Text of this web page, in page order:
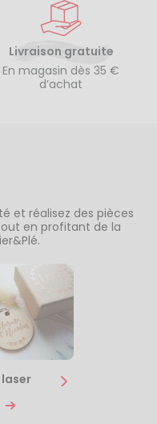
Livraison gratuite
En magasin dès 35 €
d’achat
et réalisez des pièces
en profitant de la